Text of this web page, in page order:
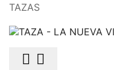
TAZAS

